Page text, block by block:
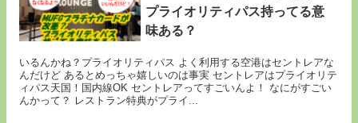
プライオリティパス持ってる意
味ある？
いるんかね？プライオリティパス よく利用する空港はセントレアな
んだけど あるとめっちゃ嬉しいのは事実 セントレアはプライオリテ
ィパス天国！国内線OK セントレアってすごいんよ！ なにがすごい
んかって？ レストラン特典がプライ...